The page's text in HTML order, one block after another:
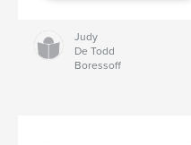
Judy
De Todd
Boressoff